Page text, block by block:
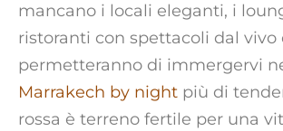
mancano i locali eleganti, i
ristoranti con spettacoli dal vivo
permetteranno di immergervi
Marrakech by night più di
rossa è terreno fertile per una